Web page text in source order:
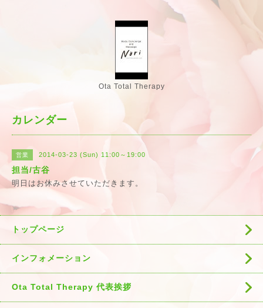
Ota Total Therapy
カレンダー
営業 2014-03-23 (Sun) 11:00～19:00
担当/古谷
明日はお休みさせていただきます。
トップページ
インフォメーション
Ota Total Therapy 代表挨拶